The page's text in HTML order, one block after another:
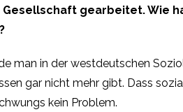
gearbeitet. Wie
man in der westdeutschen
gar nicht mehr gibt. Dass
kein Problem.